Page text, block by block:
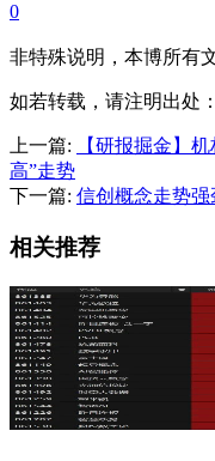
0
非特殊说明，本博所有
如若转载，请注明出处：
上一篇:
【研报掘金】
高”走势
下一篇: 信创概念走势
相关推荐